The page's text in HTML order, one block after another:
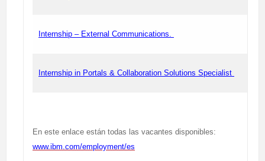
Internship – External Communications.
Internship in Portals & Collaboration Solutions Specialist
En este enlace están todas las vacantes disponibles:
www.ibm.com/employment/es